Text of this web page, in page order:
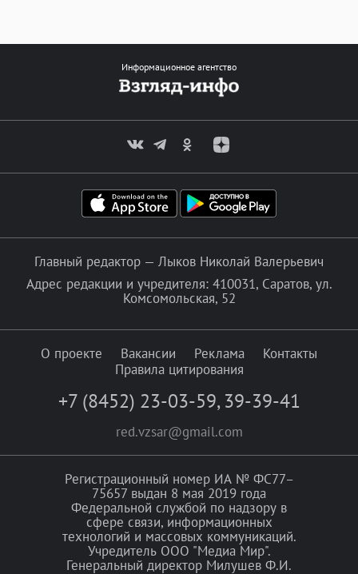
Информационное агентство
Главный редактор — Лыков Николай Валерьевич
Адрес редакции и учредителя: 410031, Саратов, ул.
Комсомольская, 52
О проекте Вакансии Реклама
Контакты
Правила цитирования
+7 (8452) 23-03-59, 39-39-41
red.vzsar@gmail.com
Регистрационный номер ИА № ФС77–
75657 выдан 8 мая 2019 года
Федеральной службой по надзору в
сфере связи, информационных
технологий и массовых коммуникаций.
Учредитель ООО "Медиа Мир".
Генеральный директор Милушев Ф.И.